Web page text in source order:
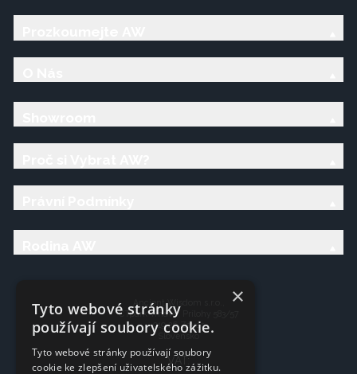
Ancient Wisdom s.r.o.,
CTpark Trnava, Prílohy 583/57
919 26 Zavar
Slovensko
×
Tyto webové stránky
používají soubory cookie.
Tyto webové stránky používají soubory
cookie ke zlepšení uživatelského zážitku.